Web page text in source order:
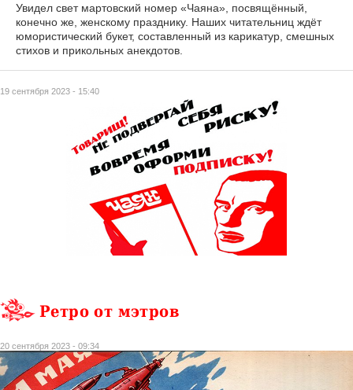
19 сентября 2023 - 15:40
Увидел свет мартовский номер «Чаяна», посвящённый,
конечно же, женскому празднику. Наших читательниц ждёт
юмористический букет, составленный из карикатур, смешных
стихов и прикольных анекдотов.
Ретро от мэтров
20 сентября 2023 - 09:34